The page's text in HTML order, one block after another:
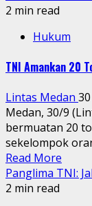
2 min read
Hukum
TNI Amankan 20
Lintas Medan
Medan, 30/9
bermuatan 20
sekelompok
Read More
Panglima TNI:
2 min read